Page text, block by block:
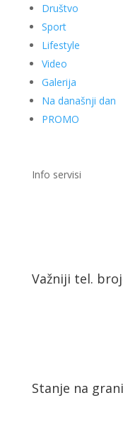
Društvo
Sport
Lifestyle
Video
Galerija
Na današnji dan
PROMO
Info servisi
Važniji tel.
Stanje na